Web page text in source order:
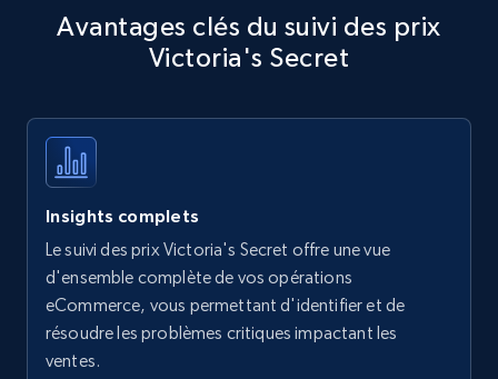
Avantages clés du suivi des prix
Victoria's Secret
Insights complets
Le suivi des prix Victoria's Secret offre une vue
d'ensemble complète de vos opérations
eCommerce, vous permettant d'identifier et de
résoudre les problèmes critiques impactant les
ventes.